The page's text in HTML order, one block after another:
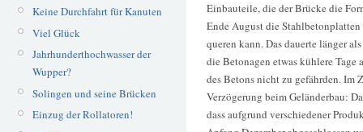
Keine Durchfahrt für Kanuten
Viel Glück
Jahrhunderthochwasser der
Wupper?
Solingen und seine Brücken
Einzug der Rollatoren!
Einbauteile, die der Brücke die
Ende August die
queren kann. Das dauerte länger
die Betonagen etwas kühlere
des Betons nicht zu gefährden. Im
Verzögerung beim Geländerbau:
dass aufgrund verschiedener